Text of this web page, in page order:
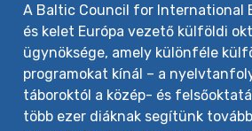
A Baltic Council for International
és kelet Európa vezető külföldi
ügynöksége, amely különféle
programokat kínál – a
táboroktól a közép- és
több ezer diáknak segítünk